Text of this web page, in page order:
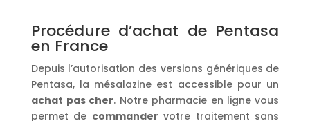
Procédure d’achat de Pentasa
en France
Depuis l’autorisation des versions génériques de
Pentasa, la mésalazine est accessible pour un
achat pas cher. Notre pharmacie en ligne vous
permet de commander votre traitement sans